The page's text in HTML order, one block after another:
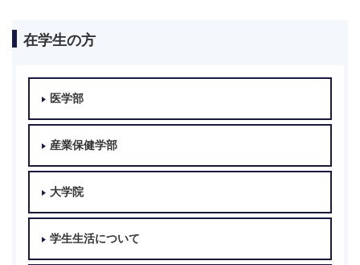
在学生の方
医学部
産業保健学部
大学院
学生生活について